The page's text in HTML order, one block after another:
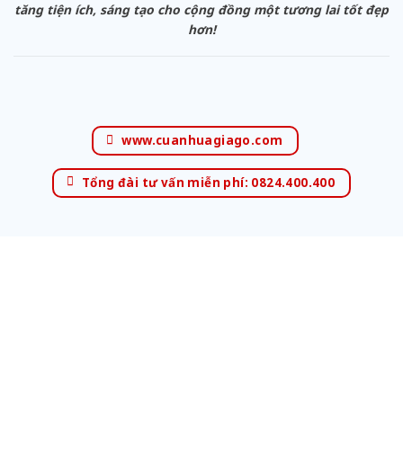
tăng tiện ích, sáng tạo cho cộng đồng một tương lai tốt đẹp
hơn!
www.cuanhuagiago.com
Tổng đài tư vấn miễn phí: 0824.400.400